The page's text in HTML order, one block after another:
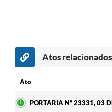
Atos
Ato
PORTARIA Nº 23331, 03